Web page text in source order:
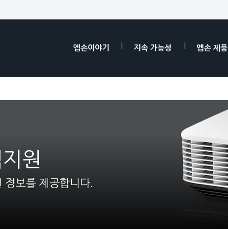
엡손이야기 지속 가능성 엡손 제품
원
정보를 제공합니다.